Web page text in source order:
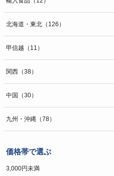
北海道・東北（126）
甲信越（11）
関西（38）
中国（30）
九州・沖縄（78）
価格帯で選ぶ
3,000円未満